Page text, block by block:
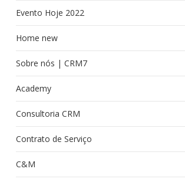
Evento Hoje 2022
Home new
Sobre nós | CRM7
Academy
Consultoria CRM
Contrato de Serviço
C&M